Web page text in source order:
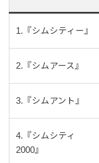
1.『シムシティー』
2.『シムアース』
3.『シムアント』
4.『シムシティ
2000』